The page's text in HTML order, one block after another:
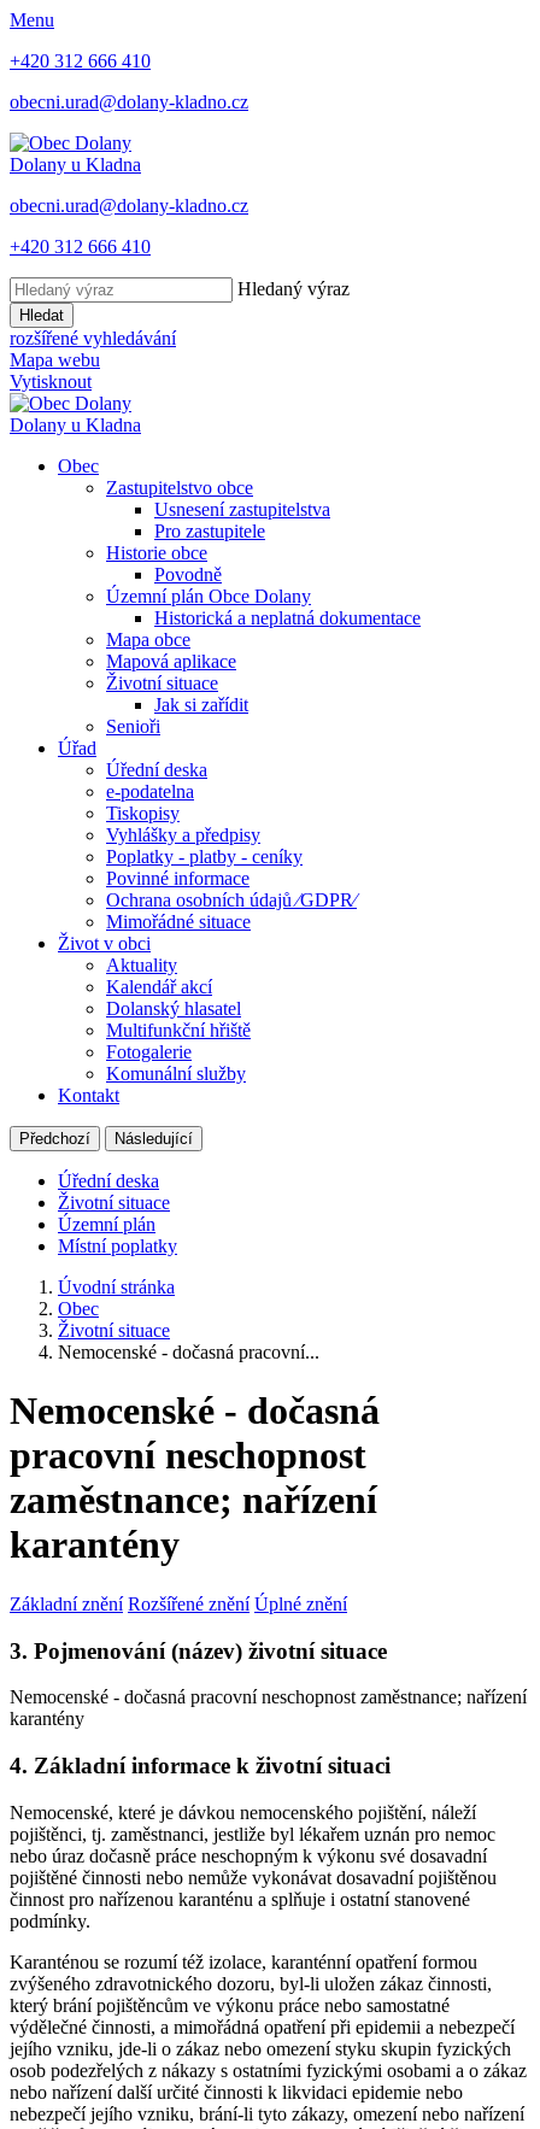
Menu
+420 312 666 410
obecni.urad@dolany-kladno.cz
Dolany u Kladna
obecni.urad@dolany-kladno.cz
+420 312 666 410
Hledaný výraz
Hledat
rozšířené vyhledávání
Mapa webu
Vytisknout
Dolany u Kladna
Obec
Zastupitelstvo obce
Usnesení zastupitelstva
Pro zastupitele
Historie obce
Povodně
Územní plán Obce Dolany
Historická a neplatná dokumentace
Mapa obce
Mapová aplikace
Životní situace
Jak si zařídit
Senioři
Úřad
Úřední deska
e-podatelna
Tiskopisy
Vyhlášky a předpisy
Poplatky - platby - ceníky
Povinné informace
Ochrana osobních údajů ⁄GDPR⁄
Mimořádné situace
Život v obci
Aktuality
Kalendář akcí
Dolanský hlasatel
Multifunkční hřiště
Fotogalerie
Komunální služby
Kontakt
Předchozí Následující
Úřední deska
Životní situace
Územní plán
Místní poplatky
Úvodní stránka
Obec
Životní situace
Nemocenské - dočasná pracovní...
Nemocenské - dočasná
pracovní neschopnost
zaměstnance; nařízení
karantény
Základní znění Rozšířené znění Úplné znění
3. Pojmenování (název) životní situace
Nemocenské - dočasná pracovní neschopnost zaměstnance; nařízení
karantény
4. Základní informace k životní situaci
Nemocenské, které je dávkou nemocenského pojištění, náleží
pojištěnci, tj. zaměstnanci, jestliže byl lékařem uznán pro nemoc
nebo úraz dočasně práce neschopným k výkonu své dosavadní
pojištěné činnosti nebo nemůže vykonávat dosavadní pojištěnou
činnost pro nařízenou karanténu a splňuje i ostatní stanovené
podmínky.
Karanténou se rozumí též izolace, karanténní opatření formou
zvýšeného zdravotnického dozoru, byl-li uložen zákaz činnosti,
který brání pojištěncům ve výkonu práce nebo samostatné
výdělečné činnosti, a mimořádná opatření při epidemii a nebezpečí
jejího vzniku, jde-li o zákaz nebo omezení styku skupin fyzických
osob podezřelých z nákazy s ostatními fyzickými osobami a o zákaz
nebo nařízení další určité činnosti k likvidaci epidemie nebo
nebezpečí jejího vzniku, brání-li tyto zákazy, omezení nebo nařízení